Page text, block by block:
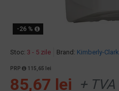
-26 %
Stoc: 3 - 5 zile Brand: Kimberly-Clark
PRP 115,65 lei
85,67 lei + TVA